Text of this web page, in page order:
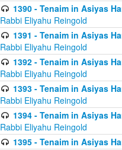
1390 - Tenaim in Asiyas
Rabbi Eliyahu Reingold
1391 - Tenaim in Asiyas
Rabbi Eliyahu Reingold
1392 - Tenaim in Asiyas
Rabbi Eliyahu Reingold
1393 - Tenaim in Asiyas
Rabbi Eliyahu Reingold
1394 - Tenaim in Asiyas
Rabbi Eliyahu Reingold
1395 - Tenaim in Asiyas